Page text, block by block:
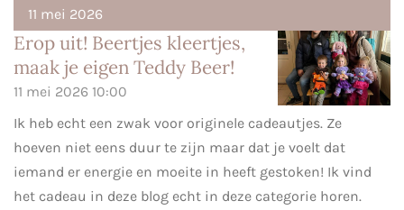
11 mei 2026
Erop uit! Beertjes kleertjes,
maak je eigen Teddy Beer!
11 mei 2026 10:00
Ik heb echt een zwak voor originele cadeautjes. Ze
hoeven niet eens duur te zijn maar dat je voelt dat
iemand er energie en moeite in heeft gestoken! Ik vind
het cadeau in deze blog echt in deze categorie horen.